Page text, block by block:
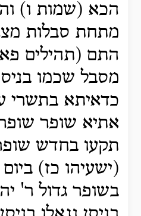
הכא (שמות ו)
מתחת סבלות
התם (תהילים
מסבל שכמו
כדאיתא בתשרי
אתיא שופר
תקעו בחדש
(ישעיהו כז)
בשופר גדול ר'